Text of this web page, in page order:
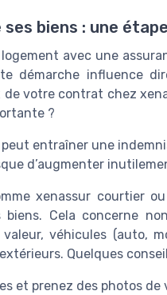
ses biens : une
avec une
démarche influence
de votre contrat chez
?
entraîner une
d’augmenter
xenassur courtier
Cela concerne
véhicules (auto,
Quelques
et prenez des photos de